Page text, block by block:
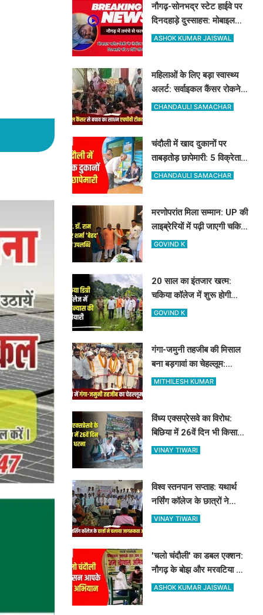
नौगढ़-सोनभद्र स्टेट हाईवे पर
दिनदहाड़े दुस्साहस: मोबाइल
व्यवसायी पर तमंचे से फायरिंग,
ASHOK KUMAR JAISWAL
महिलाओं के लिए बड़ा स्वास्थ्य
अलर्ट: सर्वाइकल कैंसर रोकने
के लिए मुफ्त लग रहा HPV का
CHANDAULI SAMACHAR
चंदौली में खाद दुकानों पर
ताबड़तोड़ छापेमारी: 5 विक्रेताओं
को नोटिस, 10 सैंपल लिए गए
CHANDAULI SAMACHAR
मरणोपरांत मिला सम्मान: UP की
लाइब्रेरियों में पढ़ी जाएगी चकिया
के शिक्षक स्व. डॉ. राम किशोर
GOVIND K
20 साल का इंतजार खत्म:
चकिया कॉलेज में शुरू होगी
साइंस की पढ़ाई, विधायक और
GOVIND K
गंगा-जमुनी तहजीब की मिसाल
बना बड़गावां का चेहल्लूम:
नौहाखानी और हैरतअंगेज खेलों
MITHILESH KUMAR
विंध्य एक्सप्रेसवे का विरोध:
बिछिया में 26वें दिन भी किसानों
का धरना जारी, किसान नेता 5
VINAY TIWARI
विश्व स्तनपान सप्ताह: यथार्थ
नर्सिंग कॉलेज के छात्रों ने
चलाया जागरूकता अभियान,
VINAY TIWARI
'चलो चंदौली' का डबल एक्शन:
नौगढ़ के बोझ और मरवटिया गांव
पहुंचे अफसर, चौपाल में सुनीं
ASHOK KUMAR JAISWAL